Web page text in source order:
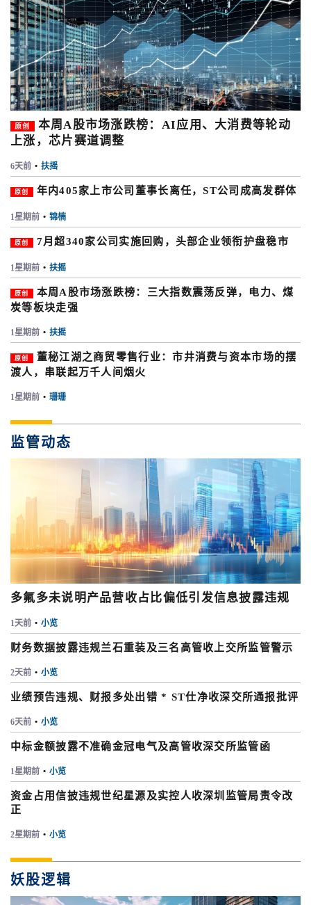
原创
本周A股市场涨跌榜：AI应用、大消费等轮动
上涨，芯片赛道调整
6天前 • 扶摇
原创 年内405家上市公司董事长离任，ST公司成高发群体
1星期前 • 锦楠
原创 7月超340家公司实施回购，头部企业领衔护盘稳市
1星期前 • 扶摇
原创
本周A股市场涨跌榜：三大指数震荡反弹，电力、煤
炭等板块走强
1星期前 • 扶摇
原创
董秘江湖之商贸零售行业：市井消费与资本市场的摆
渡人，串联起万千人间烟火
1星期前 • 珊珊
监管动态
多氟多未说明产品营收占比偏低引发信息披露违规
1天前 • 小览
财务数据披露违规兰石重装及三名高管收上交所监管警示
2天前 • 小览
业绩预告违规、财报多处出错 * ST仕净收深交所通报批评
6天前 • 小览
中标金额披露不准确金冠电气及高管收深交所监管函
1星期前 • 小览
资金占用信披违规世纪星源及实控人收深圳监管局责令改
正
2星期前 • 小览
妖股逻辑